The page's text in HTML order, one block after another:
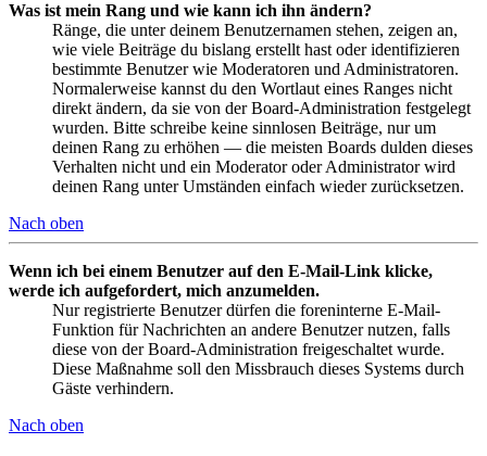
Was ist mein Rang und wie kann ich ihn ändern?
Ränge, die unter deinem Benutzernamen stehen, zeigen an,
wie viele Beiträge du bislang erstellt hast oder identifizieren
bestimmte Benutzer wie Moderatoren und Administratoren.
Normalerweise kannst du den Wortlaut eines Ranges nicht
direkt ändern, da sie von der Board-Administration festgelegt
wurden. Bitte schreibe keine sinnlosen Beiträge, nur um
deinen Rang zu erhöhen — die meisten Boards dulden dieses
Verhalten nicht und ein Moderator oder Administrator wird
deinen Rang unter Umständen einfach wieder zurücksetzen.
Nach oben
Wenn ich bei einem Benutzer auf den E-Mail-Link klicke,
werde ich aufgefordert, mich anzumelden.
Nur registrierte Benutzer dürfen die foreninterne E-Mail-
Funktion für Nachrichten an andere Benutzer nutzen, falls
diese von der Board-Administration freigeschaltet wurde.
Diese Maßnahme soll den Missbrauch dieses Systems durch
Gäste verhindern.
Nach oben